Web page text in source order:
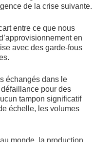
de la crise suivante.
entre ce que nous
en
avec des garde-fous
échangés dans le
pour des
tampon significatif
échelle, les volumes